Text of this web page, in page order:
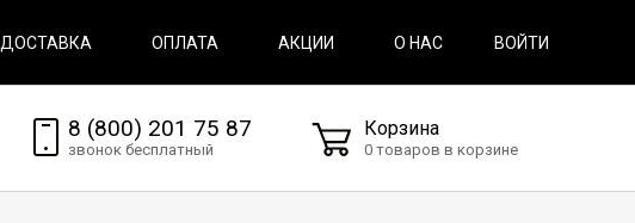
ДОСТАВКА ОПЛАТА АКЦИИ О НАС ВОЙТИ
8 (800) 201 75 87
звонок бесплатный
Корзина
0 товаров в корзине